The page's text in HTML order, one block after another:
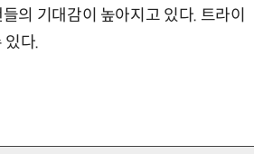
의 기대감이 높아지고 있다. 트라이
있다.